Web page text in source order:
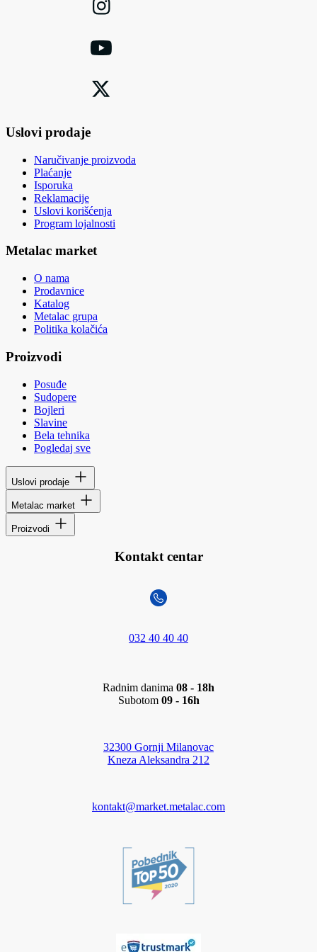
Uslovi prodaje
Naručivanje proizvoda
Plaćanje
Isporuka
Reklamacije
Uslovi korišćenja
Program lojalnosti
Metalac market
O nama
Prodavnice
Katalog
Metalac grupa
Politika kolačića
Proizvodi
Posuđe
Sudopere
Bojleri
Slavine
Bela tehnika
Pogledaj sve
Uslovi prodaje
Metalac market
Proizvodi
Kontakt centar
032 40 40 40
Radnim danima 08 - 18h
Subotom 09 - 16h
32300 Gornji Milanovac
Kneza Aleksandra 212
kontakt@market.metalac.com